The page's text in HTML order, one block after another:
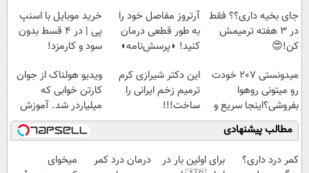
پرداخت قسطیجای بخیه داری؟؟ فقط
در 3 هفته ترمیمش
کن!😍
آرتروز مفاصل خود را
به طور قطعی درمان
کنید! ◗پرسش‌نامه◖
خرید موبایل با اسنپ
پی | در ۴ قسط بدون
سود و کارمزد!
میدونستی 207 خودت
رو میتونی روهوا
بفروشی؟اینجا سریع و
راحت بفروش
این دکتر شیرازی کرم
ترمیم زخم ایرانی را
ساخت!!!
ویدیو هولناک از جوان
کارتن خوابی که
میلیاردر شد. آموزش
رایگان
مطالب پیشنهادی
کمر درد داری؟
برای اولین بار در
درمان درد کمر
میخوای